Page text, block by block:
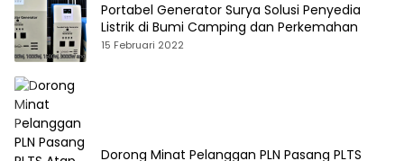
Portabel Generator Surya Solusi Penyedia
Listrik di Bumi Camping dan Perkemahan
15 Februari 2022
Dorong Minat Pelanggan PLN Pasang PLTS